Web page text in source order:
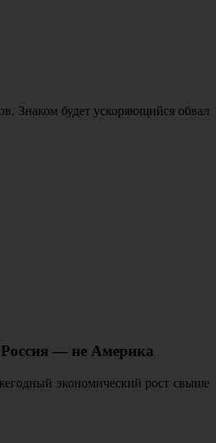
Знаком будет ускоряющийся обвал
— не Америка
экономический рост свыше